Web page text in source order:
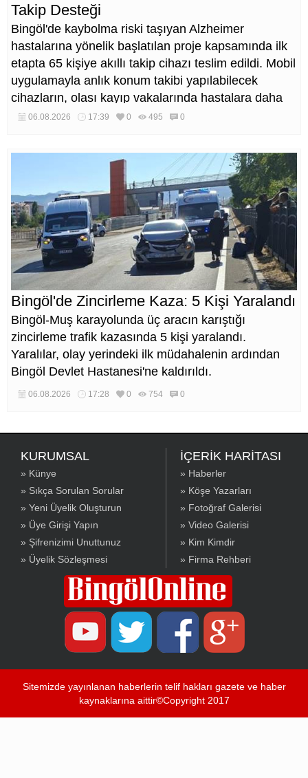
Takip Desteği
Bingöl'de kaybolma riski taşıyan Alzheimer
hastalarına yönelik başlatılan proje kapsamında ilk
etapta 65 kişiye akıllı takip cihazı teslim edildi. Mobil
uygulamayla anlık konum takibi yapılabilecek
cihazların, olası kayıp vakalarında hastalara daha
kısa sürede ulaşılmasını sağlaması hedefleniyor.
06.08.2026 17:39 0 495 0
Bingöl'de Zincirleme Kaza: 5 Kişi Yaralandı
Bingöl-Muş karayolunda üç aracın karıştığı
zincirleme trafik kazasında 5 kişi yaralandı.
Yaralılar, olay yerindeki ilk müdahalenin ardından
Bingöl Devlet Hastanesi'ne kaldırıldı.
06.08.2026 17:28 0 754 0
KURUMSAL
» Künye
» Sıkça Sorulan Sorular
» Yeni Üyelik Oluşturun
» Üye Girişi Yapın
» Şifrenizimi Unuttunuz
» Üyelik Sözleşmesi
İÇERİK HARİTASI
» Haberler
» Köşe Yazarları
» Fotoğraf Galerisi
» Video Galerisi
» Kim Kimdir
» Firma Rehberi
Sitemizde yayınlanan haberlerin telif hakları gazete ve haber
kaynaklarına aittir©Copyright 2017